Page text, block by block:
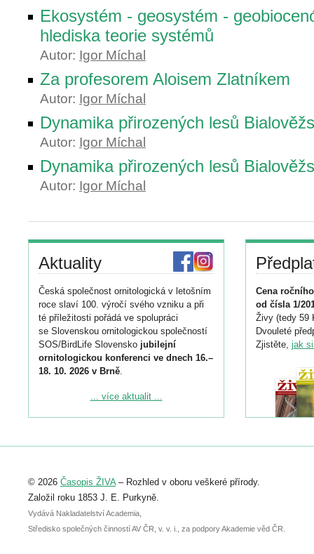
Ekosystém - geosystém -
hlediska teorie systémů
Autor: Igor Míchal
Za profesorem Aloisem Zlatníkem
Autor: Igor Míchal
Dynamika přirozených lesů
Autor: Igor Míchal
Dynamika přirozených lesů
Autor: Igor Míchal
Aktuality
Česká společnost ornitologická v letošním
roce slaví 100. výročí svého vzniku a při
té příležitosti pořádá ve spolupráci
se Slovenskou ornitologickou společností
SOS/BirdLife Slovensko jubilejní
ornitologickou konferenci ve dnech 16.–
18. 10. 2026 v Brně.
Podrobnější informace ke konferenci
Registrovat se můžete do 6. září.
abstraktu přihlášené přednášky nebo
posteru je už 30. června.
... více aktualit ...
Cena
od čísla 1/
Živy (tedy 59
Dvouleté
Zjistěte, jak
© 2026 Časopis ŽIVA– Rozhled v oboru veškeré přírody.
Založil roku 1853 J. E. Purkyně.
Vydává Nakladatelství Academia,
Středisko společných činností AV ČR, v. v. i., za podpory Akademie věd ČR.